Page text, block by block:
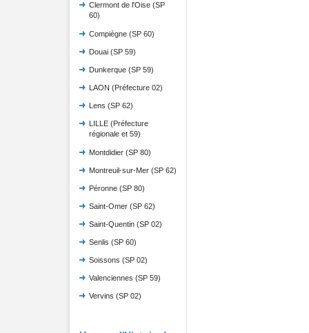
Clermont de l'Oise (SP
60)
Compiègne (SP 60)
Douai (SP 59)
Dunkerque (SP 59)
LAON (Préfecture 02)
Lens (SP 62)
LILLE (Préfecture
régionale et 59)
Montdidier (SP 80)
Montreuil-sur-Mer (SP 62)
Péronne (SP 80)
Saint-Omer (SP 62)
Saint-Quentin (SP 02)
Senlis (SP 60)
Soissons (SP 02)
Valenciennes (SP 59)
Vervins (SP 02)